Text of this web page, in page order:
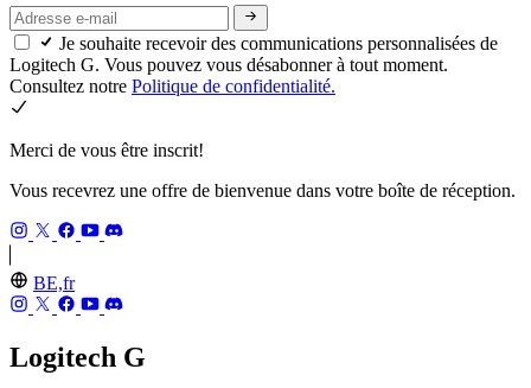
Je souhaite recevoir des communications personnalisées de
Logitech G. Vous pouvez vous désabonner à tout moment.
Consultez notre Politique de confidentialité.
Merci de vous être inscrit!
Vous recevrez une offre de bienvenue dans votre boîte de réception.
BE,fr
Logitech G